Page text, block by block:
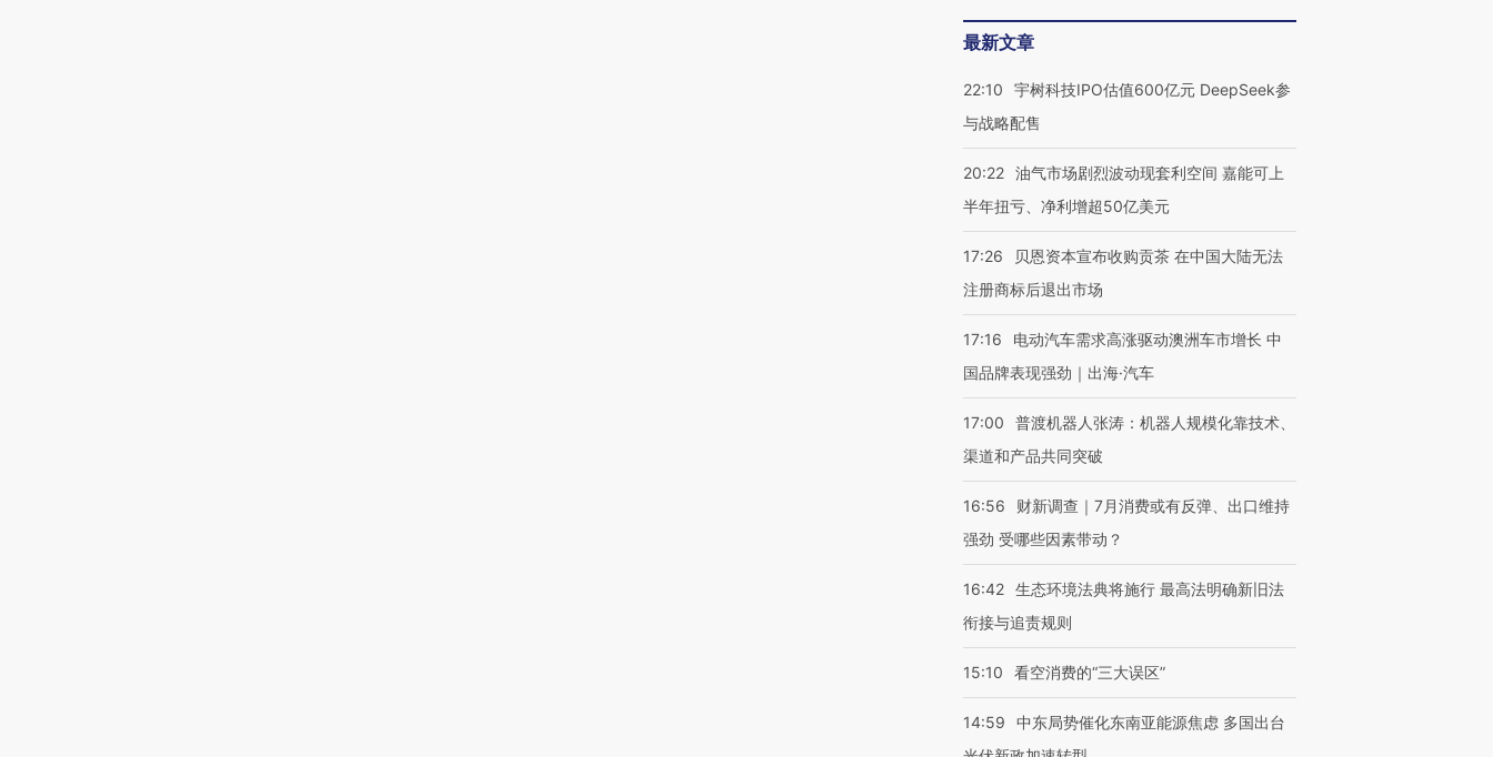
最新文章
22:10
宇树科技IPO估值600亿元 DeepSeek参
与战略配售
20:22 油气市场剧烈波动现套利空间 嘉能可上
半年扭亏、净利增超50亿美元
17:26
贝恩资本宣布收购贡茶 在中国大陆无法
注册商标后退出市场
17:16
电动汽车需求高涨驱动澳洲车市增长 中
国品牌表现强劲｜出海·汽车
17:00
普渡机器人张涛：机器人规模化靠技术、
渠道和产品共同突破
16:56
财新调查｜7月消费或有反弹、出口维持
强劲 受哪些因素带动？
16:42 生态环境法典将施行 最高法明确新旧法
衔接与追责规则
15:10 看空消费的“三大误区”
14:59
中东局势催化东南亚能源焦虑 多国出台